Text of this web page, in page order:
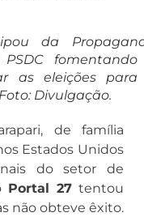
da
as eleições
Divulgação.
de família
Estados Unidos
do setor de
Portal 27tentou
não obteve êxito.